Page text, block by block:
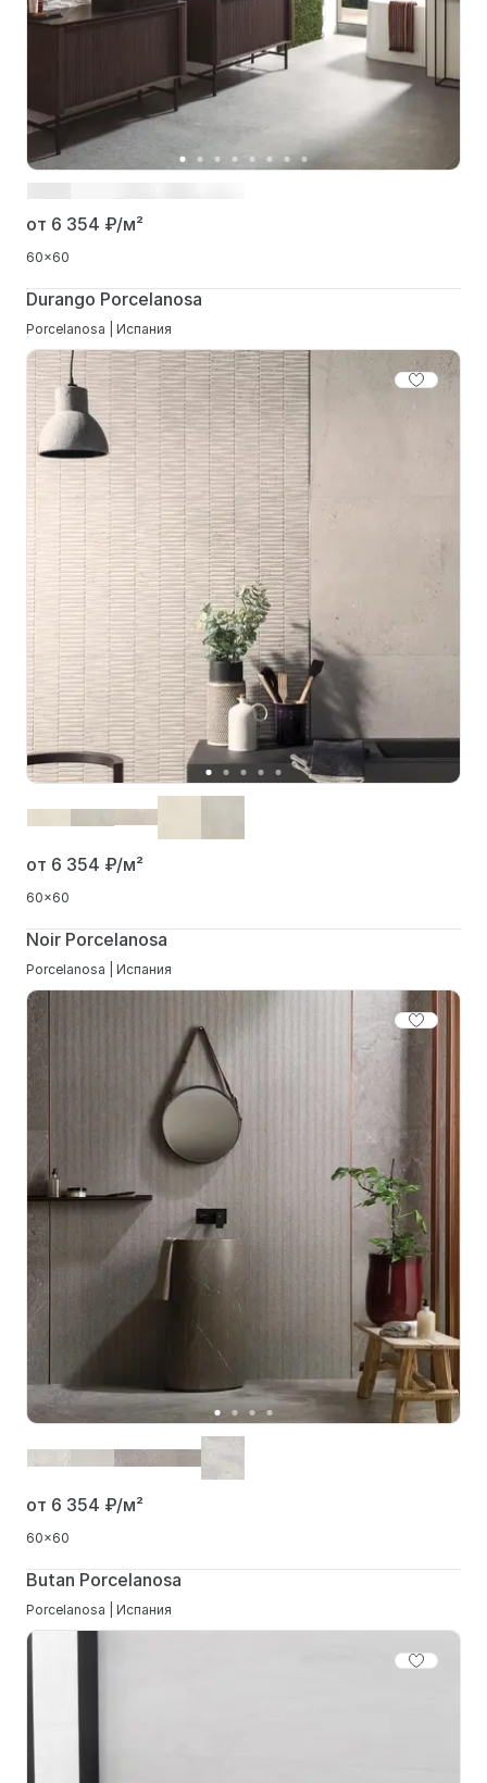
от 6 354 ₽/м²
60x60
Durango Porcelanosa
Porcelanosa | Испания
от 6 354 ₽/м²
60x60
Noir Porcelanosa
Porcelanosa | Испания
от 6 354 ₽/м²
60x60
Butan Porcelanosa
Porcelanosa | Испания